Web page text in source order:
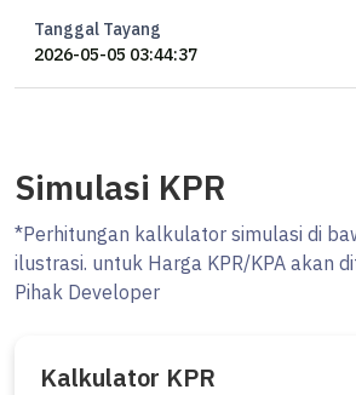
Tanggal Tayang
2026-05-05 03:44:37
Simulasi KPR
*Perhitungan kalkulator simulasi di
ilustrasi. untuk Harga KPR/KPA akan
Pihak Developer
Kalkulator KPR